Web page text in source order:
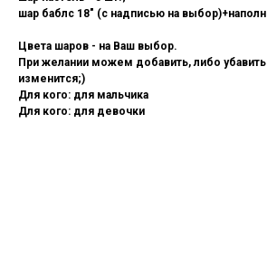
шар баблс 18" (с надписью на
Цвета шаров - на Ваш выбор.
При желании можем добавить, либо
изменится;)
Для кого: для мальчика
Для кого: для девочки